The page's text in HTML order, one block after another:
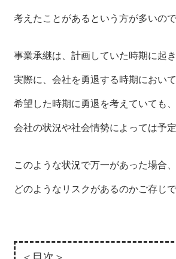
考えたことがあるという方が多いの
事業承継は、計画していた時期に起
実際に、会社を勇退する時期において
希望した時期に勇退を考えていても、
会社の状況や社会情勢によっては予
このような状況で万一があった場合、
どのようなリスクがあるのかご存じで